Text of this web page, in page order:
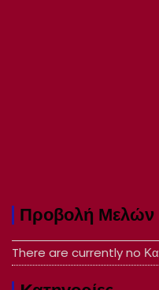
Προβολή Μελών
There are currently no